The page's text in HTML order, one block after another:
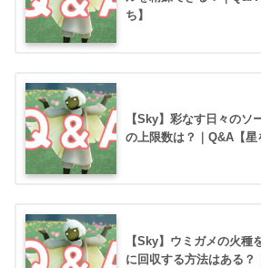
ち】
【Sky】彩なす日々のソ
の上限数は？｜Q&A【星
【Sky】ウミガメの火種
に回収する方法はある